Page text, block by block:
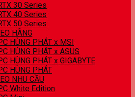
30 Series
40 Series
50 Series
HÃNG
HÙNG PHÁT x MSI
HÙNG PHÁT x ASUS
HÙNG PHÁT x GIGABYTE
HÙNG PHÁT
NHU CẦU
White Edition